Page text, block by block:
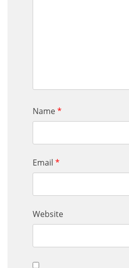
Name*
Email *
Website